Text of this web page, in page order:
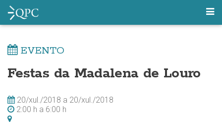
EVENTO
Festas da Madalena de Louro
20/xul./2018 a 20/xul./2018
2:00 h a 6:00 h